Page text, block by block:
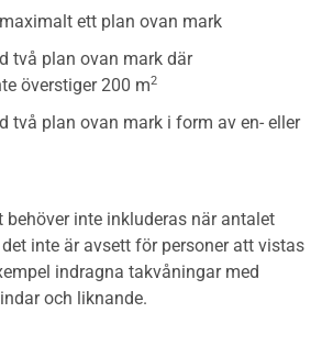
ett plan ovan mark
två plan ovan mark där
överstiger 200 m2
två plan ovan mark i form av en- eller
behöver inte inkluderas när antalet
inte är avsett för personer att vistas
indragna takvåningar med
och liknande.